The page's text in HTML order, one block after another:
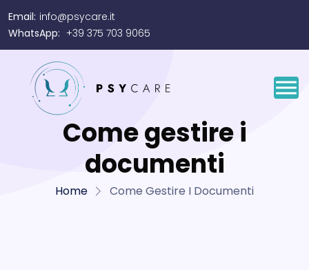
Email: info@psycare.it
WhatsApp: +39 375 703 9065
Come gestire i
documenti
Home Come Gestire I Documenti